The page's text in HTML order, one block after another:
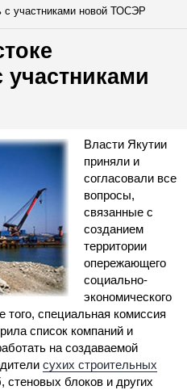
с участниками новой ТОСЭР
Власти Якутии
приняли и
согласовали все
вопросы,
связанные с
созданием
территории
опережающего
социально-
экономического
того, специальная комиссия
список компаний и
на создаваемой
сухих строительных
стеновых блоков и других